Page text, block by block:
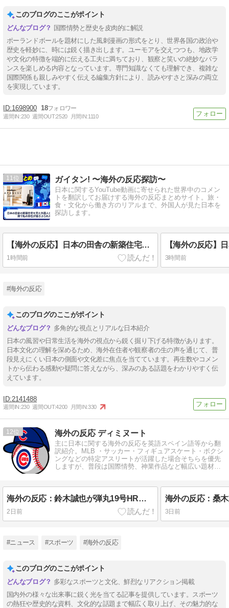
このブログのここがポイント
国際情勢と歴史を皮肉的に解説
ポーランドボールを題材にした風刺漫画の形式をとり、世界各国の政治や
歴史を軽妙に、時には鋭く描き出します。ユーモアを交えつつも、地政学
や文化の特徴を端的に伝える工夫に満ちており、観察と笑いの絶妙なバラ
ンスを楽しめる内容となっています。専門知識なくても理解でき、複雑な
国際関係も親しみやすく伝える編集方針により、読みやすさと深みの両立
を実現しています。
1698900 18
週間IN:230 週間OUT:2520 月間IN:1110
11 ガイタン! 〜海外の反応探訪〜
日本に関するYouTube動画に寄せられた世界中のコメン
トを翻訳してお届けする海外の反応まとめサイト。旅・
食・文化から働き方のリアルまで、外国人が見た日本を
探訪します。
【海外の反応】日本の田舎の新築住宅を見た外国人が驚愕「冷蔵庫で私の存在が揺さぶられた」
1時間前 3時間前
#海外の反応
このブログのここがポイント
多角的な視点とリアルな日本紹介
日本の風習や日常生活を海外の視点から鋭く掘り下げる特徴があります。
日本文化の理解を深めるため、海外在住者や観察者の生の声を通じて、普
段見えにくい日本の側面や文化差に焦点を当てています。再生数やコメン
トから伝わる感動や疑問に答えながら、深みのある話題をわかりやすく伝
えています。
2141488
週間IN:230 週間OUT:4200 月間IN:330
12 海外の反応 ディミヌート
主に日本に関する海外の反応を英語スペイン語等から翻
訳紹介。MLB ・サッカー・フィギュアスケート・ボクシ
ングなどの特定アスリートが活躍した場合そちらを優先
しますが、普段は国際情勢、神業作品など幅広い題材を
海外の反応：鈴木誠也が弾丸19号HRと好守備で大谷ドジャース撃破に貢献「トレードされなくて良かった」とカブスファン絶賛
2日前 3日前
#ニュース #スポーツ #海外の反応
このブログのここがポイント
多彩なスポーツと文化、鮮烈なリアクション掲載
国内外の様々な出来事に鋭く光を当てる記事を提供しています。スポーツ
の熱狂や歴史的な資料、文化的な話題まで幅広く取り上げ、その魅力的な